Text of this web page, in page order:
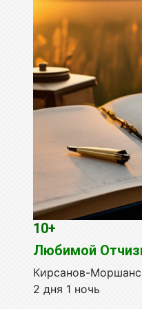
10+
Любимой
Кирсанов-
2 дня 1 ночь